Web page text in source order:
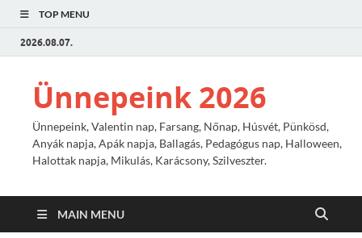
TOP MENU
2026.08.07.
Ünnepeink 2026
Ünnepeink, Valentin nap, Farsang, Nőnap, Húsvét, Pünkösd,
Anyák napja, Apák napja, Ballagás, Pedagógus nap, Halloween,
Halottak napja, Mikulás, Karácsony, Szilveszter.
MAIN MENU